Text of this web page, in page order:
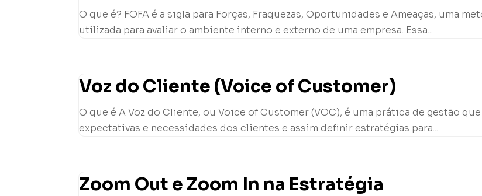
O que é? FOFA é a sigla para Forças, Fraquezas, Oportunidades e Ameaças, uma
utilizada para avaliar o ambiente interno e externo de uma empresa. Essa...
Voz do Cliente (Voice of Customer)
O que é A Voz do Cliente, ou Voice of Customer (VOC), é uma prática de gestão
expectativas e necessidades dos clientes e assim definir estratégias para...
Zoom Out e Zoom In na Estratégia